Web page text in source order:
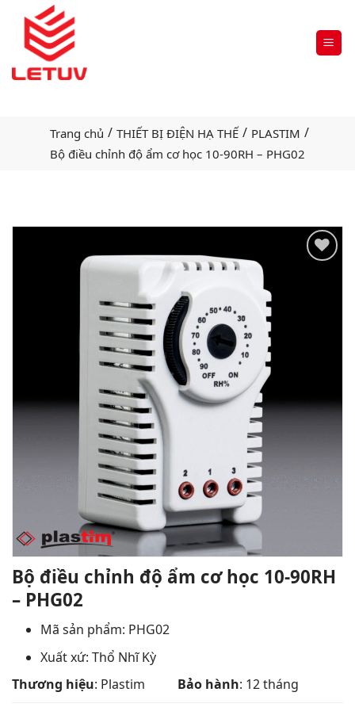
Trang chủ / THIẾT BỊ ĐIỆN HẠ THẾ / PLASTIM /
Bộ điều chỉnh độ ẩm cơ học 10-90RH – PHG02
Bộ điều chỉnh độ ẩm cơ học 10-90RH
– PHG02
Mã sản phẩm: PHG02
Xuất xứ: Thổ Nhĩ Kỳ
Thương hiệu: Plastim Bảo hành: 12 tháng